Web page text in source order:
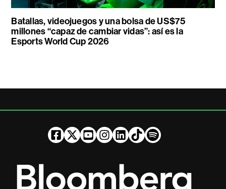
Batallas, videojuegos y una bolsa de US$75
millones “capaz de cambiar vidas”: así es la
Esports World Cup 2026